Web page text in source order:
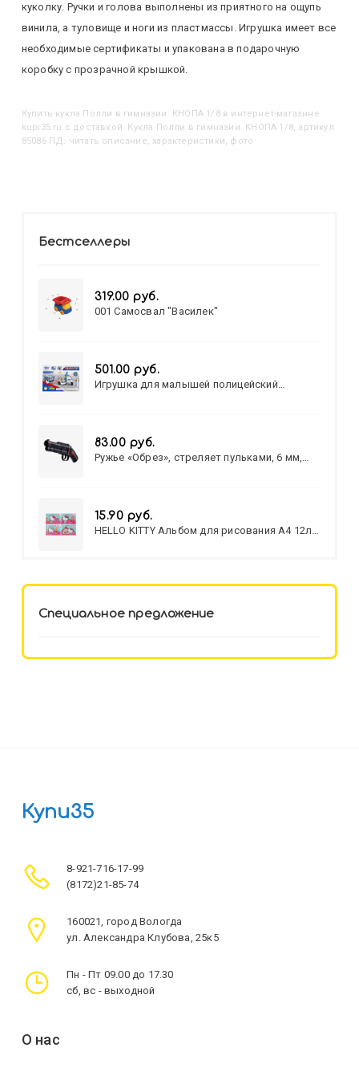
куколку. Ручки и голова выполнены из приятного на ощупь
винила, а туловище и ноги из пластмассы. Игрушка имеет все
необходимые сертификаты и упакована в подарочную
коробку с прозрачной крышкой.
Купить Кукла Полли в гимназии. КНОПА 1/8в интернет-магазине
kupi35.ru с доставкой. Кукла Полли в гимназии. КНОПА 1/8, артикул
85086 ПД: читать описание, характеристики, фото
Бестселлеры
319.00 руб.
001 Самосвал "Василек"
501.00 руб.
Игрушка для малышей полицейский
83.00 руб.
Ружье «Обрез», стреляет пульками, 6 мм,
15.90 руб.
HELLO KITTY Альбом для рисования А4 12л.
Специальное предложение
Купи35
8-921-716-17-99
(8172)21-85-74
160021, город Вологда
ул. Александра Клубова, 25к5
Пн - Пт 09.00 до 17.30
сб, вс - выходной
О нас